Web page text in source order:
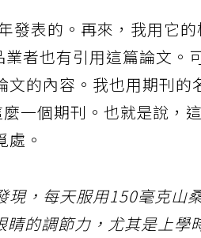
發表的。再來，我用它
者也有引用這篇論文。
文的內容。我也用期刊
一個期刊。也就是說，
。
現，每天服用150毫克山